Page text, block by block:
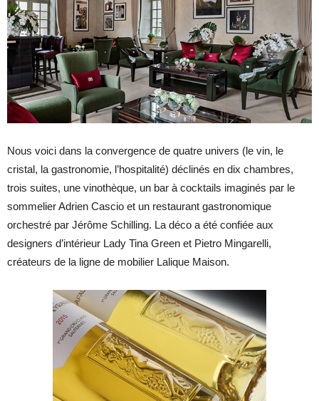
Nous voici dans la convergence de quatre univers (le vin, le
cristal, la gastronomie, l’hospitalité) déclinés en dix chambres,
trois suites, une vinothèque, un bar à cocktails imaginés par le
sommelier Adrien Cascio et un restaurant gastronomique
orchestré par Jérôme Schilling. La déco a été confiée aux
designers d’intérieur Lady Tina Green et Pietro Mingarelli,
créateurs de la ligne de mobilier Lalique Maison.